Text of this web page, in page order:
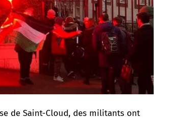
de Saint-Cloud, des militants ont